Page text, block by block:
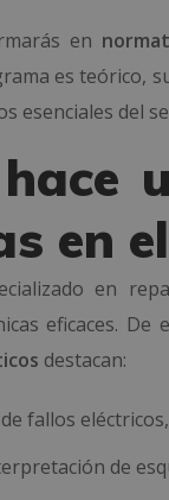
en
es teórico,
esenciales del
hace
en
en
eficaces.
destacan:
fallos
de